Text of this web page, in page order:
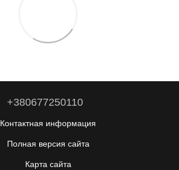
+380677250110
Контактная информация
Полная версия сайта
Карта сайта